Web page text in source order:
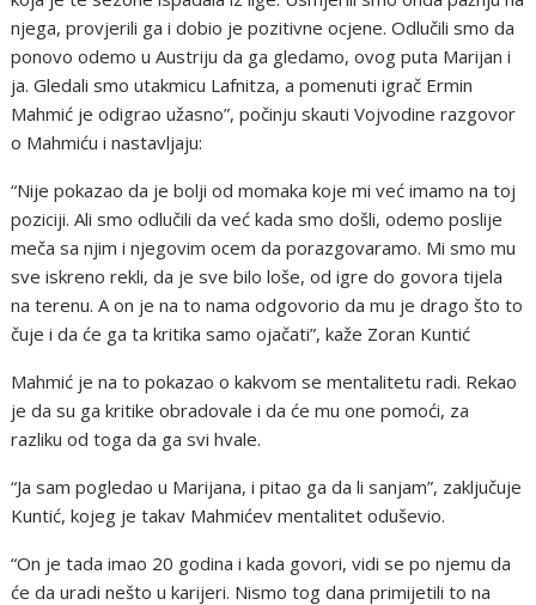
njega, provjerili ga i dobio je pozitivne ocjene. Odlučili smo da
ponovo odemo u Austriju da ga gledamo, ovog puta Marijan i
ja. Gledali smo utakmicu Lafnitza, a pomenuti igrač Ermin
Mahmić je odigrao užasno”, počinju skauti Vojvodine razgovor
o Mahmiću i nastavljaju:
“Nije pokazao da je bolji od momaka koje mi već imamo na toj
poziciji. Ali smo odlučili da već kada smo došli, odemo poslije
meča sa njim i njegovim ocem da porazgovaramo. Mi smo mu
sve iskreno rekli, da je sve bilo loše, od igre do govora tijela
na terenu. A on je na to nama odgovorio da mu je drago što to
čuje i da će ga ta kritika samo ojačati”, kaže Zoran Kuntić
Mahmić je na to pokazao o kakvom se mentalitetu radi. Rekao
je da su ga kritike obradovale i da će mu one pomoći, za
razliku od toga da ga svi hvale.
“Ja sam pogledao u Marijana, i pitao ga da li sanjam”, zaključuje
Kuntić, kojeg je takav Mahmićev mentalitet oduševio.
“On je tada imao 20 godina i kada govori, vidi se po njemu da
će da uradi nešto u karijeri. Nismo tog dana primijetili to na